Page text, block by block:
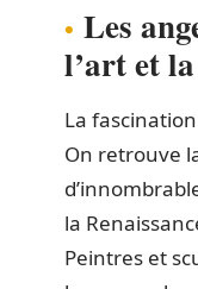
Les
l’art et
La
On retrouve
la
Peintres et